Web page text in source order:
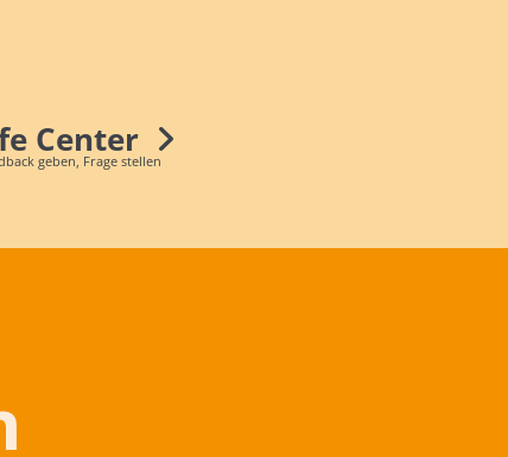
Center
geben, Frage stellen